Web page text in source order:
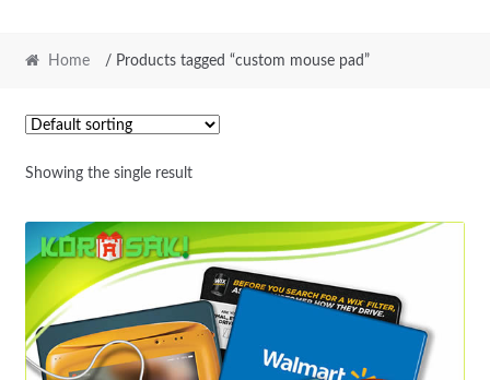
Home / Products tagged “custom mouse pad”
Showing the single result